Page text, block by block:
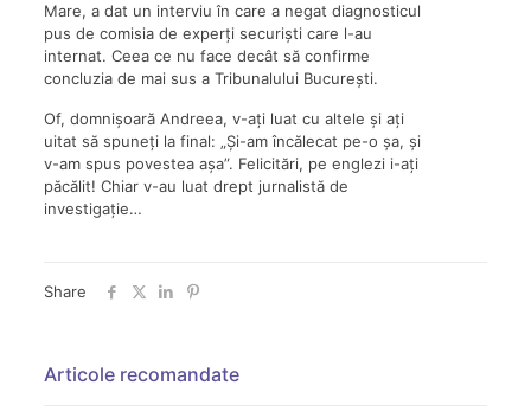
Mare, a dat un interviu în care a negat diagnosticul
pus de comisia de experți securiști care l-au
internat. Ceea ce nu face decât să confirme
concluzia de mai sus a Tribunalului București.
Of, domnișoară Andreea, v-ați luat cu altele și ați
uitat să spuneți la final: „Și-am încălecat pe-o șa, și
v-am spus povestea așa”. Felicitări, pe englezi i-ați
păcălit! Chiar v-au luat drept jurnalistă de
investigație…
Share
Articole recomandate